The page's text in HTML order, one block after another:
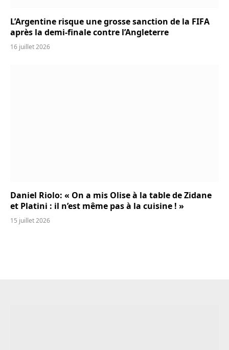
L’Argentine risque une grosse sanction de la FIFA
après la demi-finale contre l’Angleterre
16 juillet 2026
Daniel Riolo: « On a mis Olise à la table de Zidane
et Platini : il n’est même pas à la cuisine ! »
15 juillet 2026